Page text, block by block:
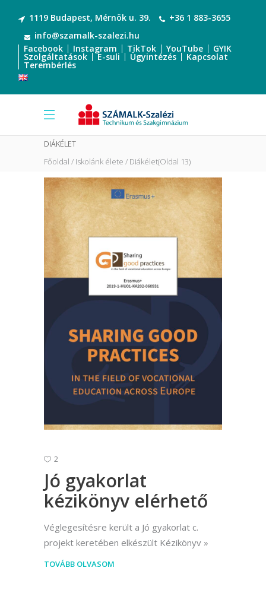
1119 Budapest, Mérnök u. 39.
+36 1 883-3655
info@szamalk-szalezi.hu
Facebook
Instagram TikTok YouTube GYIK
Szolgáltatások E-suli Ügyintézés Kapcsolat
Terembérlés
DIÁKÉLET
Főoldal Iskolánk élete Diákélet(Oldal 13)
2
Jó gyakorlat
kézikönyv elérhető
Véglegesítésre került a Jó gyakorlat c.
projekt keretében elkészült Kézikönyv
TOVÁBB OLVASOM